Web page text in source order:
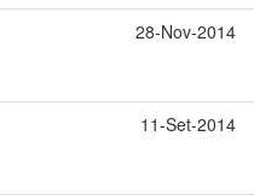
28-Nov-2014
11-Set-2014